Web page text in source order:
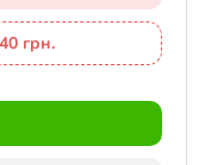
грн.